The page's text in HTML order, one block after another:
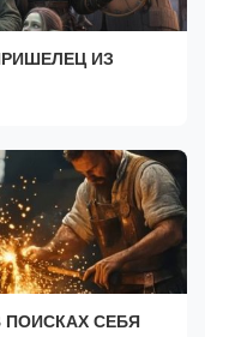
ИЗ
СЕБЯ